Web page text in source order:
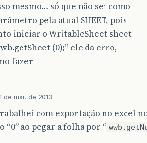
mesmo… só que não sei como
pela atual SHEET, pois
iniciar o WritableSheet sheet
(0);” ele da erro,
fazer
1 de mar. de 2013
com exportação no excel
ao pegar a folha por “